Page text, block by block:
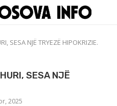
SESA NJË TRYEZË HIPOKRIZIE.
SESA NJË
2025